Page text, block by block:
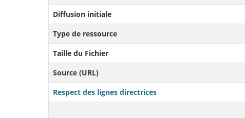
Diffusion initiale
Type de ressource
Taille du Fichier
Source (URL)
Respect des lignes directrices